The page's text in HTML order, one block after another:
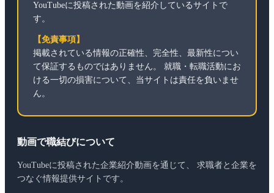
YouTubeに投稿された動画を紹介しているサイトで
す。
【免責事項】
掲載されている情報の正確性、完全性、最新性につい
て保証するものではありません。 就職・転職活動にお
ける一切の損害について、当サイトは責任を負いませ
ん。
動画で職結びについて
YouTubeに投稿された企業紹介動画を通じて、 求職者と企業を
つなぐ情報提供サイトです。